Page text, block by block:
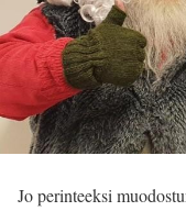
Jo perinteeksi